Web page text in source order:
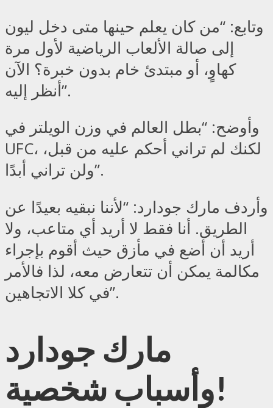
وتابع: “من كان يعلم حينها متى دخل ليون
إلى صالة الألعاب الرياضية لأول مرة
كهاوٍ، أو مبتدئ خام بدون خبرة؟ الآن
أنظر إليه”.
وأوضح: “بطل العالم في وزن الويلتر في
UFC، لكنك لم تراني أحكم عليه من قبل،
ولن تراني أبدًا”.
وأردف مارك جودارد: “لأننا نبقيه بعيدًا عن
الطريق. أنا فقط لا أريد أي متاعب، ولا
أريد أن أضع في مأزق حيث أقوم بإجراء
مكالمة يمكن أن تتعارض معه، لذا فالأمر
في كلا الاتجاهين”.
مارك جودارد
وأسباب شخصية!